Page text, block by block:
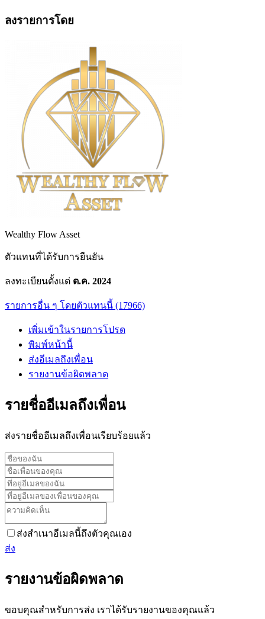
ลงรายการโดย
Wealthy Flow Asset
ตัวแทนที่ได้รับการยืนยัน
ลงทะเบียนตั้งแต่ ต.ค. 2024
รายการอื่น ๆ โดยตัวแทนนี้ (17966)
เพิ่มเข้าในรายการโปรด
พิมพ์หน้านี้
ส่งอีเมลถึงเพื่อน
รายงานข้อผิดพลาด
รายชื่ออีเมลถึงเพื่อน
ส่งรายชื่ออีเมลถึงเพื่อนเรียบร้อยแล้ว
ส่งสำเนาอีเมลนี้ถึงตัวคุณเอง
ส่ง
รายงานข้อผิดพลาด
ขอบคุณสำหรับการส่ง เราได้รับรายงานของคุณแล้ว